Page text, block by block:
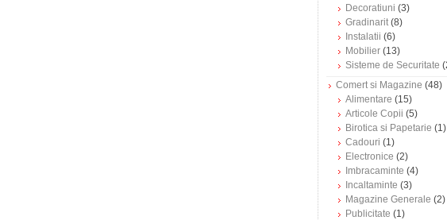
Decoratiuni (3)
Gradinarit(8)
Instalatii (6)
Mobilier (13)
Sisteme de Securitate
Comert si Magazine (48)
Alimentare (15)
Articole Copii (5)
Birotica si Papetarie (1)
Cadouri (1)
Electronice (2)
Imbracaminte (4)
Incaltaminte (3)
Magazine Generale (2)
Publicitate (1)